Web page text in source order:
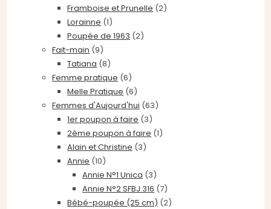
Framboise et Prunelle (2)
Lorainne (1)
Poupée de 1963 (2)
Fait-main (9)
Tatiana (8)
Femme pratique (6)
Melle Pratique (6)
Femmes d'Aujourd'hui (63)
1er poupon à faire (3)
2ème poupon à faire (1)
Alain et Christine (3)
Annie (10)
Annie N°1 Unica (3)
Annie N°2 SFBJ 316 (7)
Bébé-poupée (25 cm) (2)